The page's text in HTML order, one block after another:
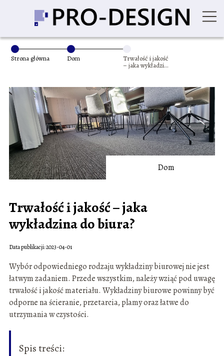
Strona główna Dom
Trwałość i jakość
– jaka wykładzina
Dom
Trwałość i jakość – jaka
wykładzina do biura?
Data publikacji: 2023-04-01
Wybór odpowiedniego rodzaju wykładziny biurowej nie jest
łatwym zadaniem. Przede wszystkim, należy wziąć pod uwagę
trwałość i jakość materiału. Wykładziny biurowe powinny być
odporne na ścieranie, przetarcia, plamy oraz łatwe do
utrzymania w czystości.
Spis treści: